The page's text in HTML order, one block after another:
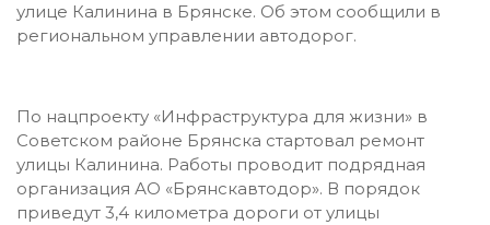
улице Калинина в Брянске. Об этом сообщили в
региональном управлении автодорог.
По нацпроекту «Инфраструктура для жизни» в
Советском районе Брянска стартовал ремонт
улицы Калинина. Работы проводит подрядная
организация АО «Брянскавтодор». В порядок
приведут 3,4 километра дороги от улицы